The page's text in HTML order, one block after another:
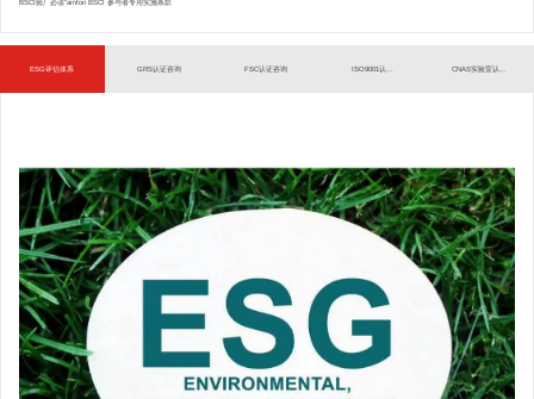
BSCI验厂必读”amfori BSCI 参与者专用实施条款
ESG评估体系 GRS认证咨询 FSC认证咨询 ISO9001认... CNAS实验室认...